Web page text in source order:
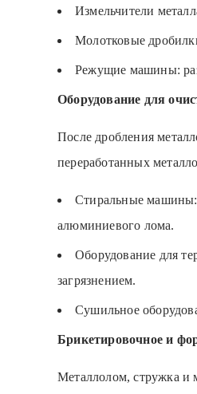
Измельчители
Молотковые
Режущие машины:
Оборудование для
После дробления
переработанных
Стиральные машины:
алюминиевого лома.
Оборудование для
загрязнением.
Сушильное
Брикетировочное и
Металлолом, стружка и